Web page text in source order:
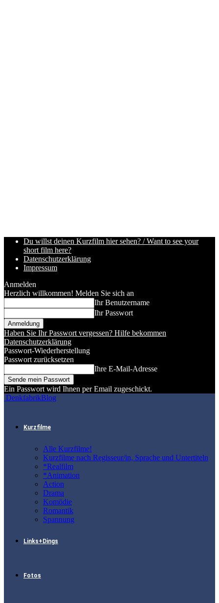
Du willst deinen Kurzfilm hier sehen? / Want to see your
short film here?
Datenschutzerklärung
Impressum
Anmelden
Herzlich willkommen! Melden Sie sich an
Ihr Benutzername
Ihr Passwort
Haben Sie Ihr Passwort vergessen? Hilfe bekommen
Datenschutzerklärung
Passwort-Wiederherstellung
Passwort zurücksetzen
Ihre E-Mail-Adresse
Ein Passwort wird Ihnen per Email zugeschickt.
DenkfabrikBlog
Kurzfilme
Alle Kurzfilme!
Kurzfilme nach Regisseur/in, Sprache und Untertiteln
*Realfilm
*Animation
Action
Drama
Komödie
Romantik
Spannung
Links+Dings
Fotos